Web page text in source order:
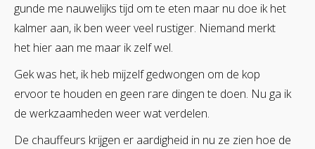
gunde me nauwelijks tijd om te eten maar nu doe ik het
kalmer aan, ik ben weer veel rustiger. Niemand merkt
het hier aan me maar ik zelf wel.
Gek was het, ik heb mijzelf gedwongen om de kop
ervoor te houden en geen rare dingen te doen. Nu ga ik
de werkzaamheden weer wat verdelen.
De chauffeurs krijgen er aardigheid in nu ze zien hoe de